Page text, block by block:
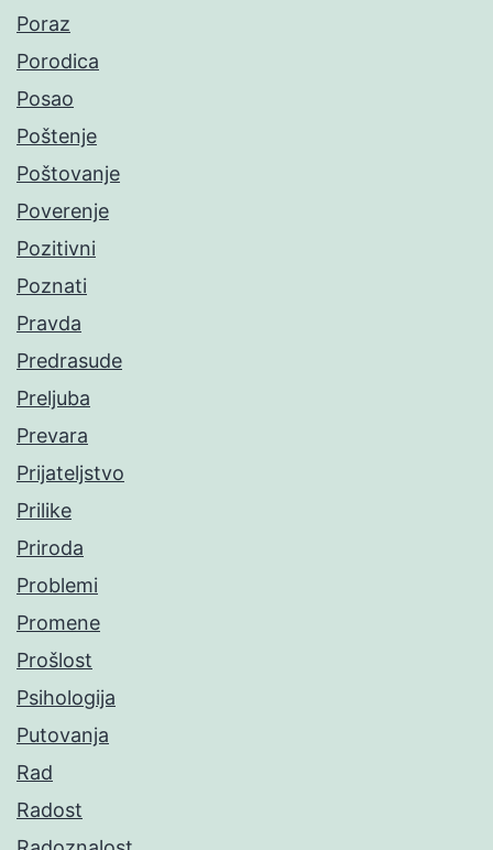
Poraz
Porodica
Posao
Poštenje
Poštovanje
Poverenje
Pozitivni
Poznati
Pravda
Predrasude
Preljuba
Prevara
Prijateljstvo
Prilike
Priroda
Problemi
Promene
Prošlost
Psihologija
Putovanja
Rad
Radost